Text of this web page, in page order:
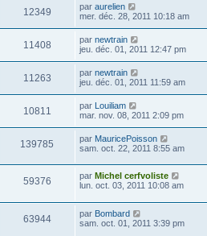
12349 par aurelien
mer. déc. 28, 2011 10:18 am
11408 par newtrain
jeu. déc. 01, 2011 12:47 pm
11263 par newtrain
jeu. déc. 01, 2011 11:59 am
10811 par Louiliam
mar. nov. 08, 2011 2:09 pm
139785 par MauricePoisson
sam. oct. 22, 2011 8:55 am
59376 par Michel cerfvoliste
lun. oct. 03, 2011 10:08 am
63944 par Bombard
sam. oct. 01, 2011 3:39 pm